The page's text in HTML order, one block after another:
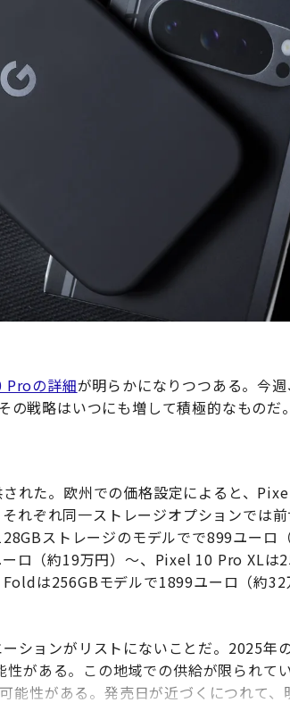
の詳細が明らかになりつつある。今
戦略はいつにも増して積極的なものだ。
された。欧州での価格設定によると、
ぞれ同一ストレージオプションでは前
ストレージのモデルでで899ユーロ
ロ（約19万円）〜、Pixel 10 Pro XLは
は256GBモデルで1899ユーロ（約32
ションがリストにないことだ。2025年
がある。この地域での供給が限られて
能性がある。発売日が近づくにつれて、